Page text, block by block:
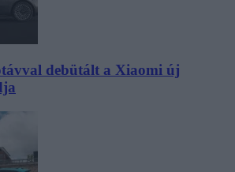
debütált a Xiaomi új